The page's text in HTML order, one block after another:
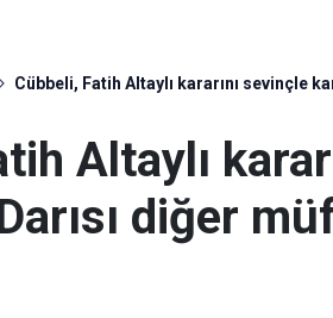
Cübbeli, Fatih Altaylı kararını sevinçle
Altaylı
diğer